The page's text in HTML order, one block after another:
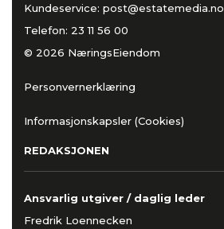
Kundeservice: post@estatemedia.no
Telefon: 23 11 56 00
© 2026 NæringsEiendom
Personvernerklæring
Informasjonskapsler (Cookies)
REDAKSJONEN
Ansvarlig utgiver / daglig leder
Fredrik Loennecken